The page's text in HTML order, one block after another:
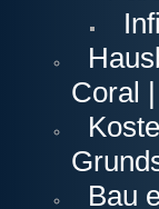
Coral
Bau
Kalkulation der
preislich